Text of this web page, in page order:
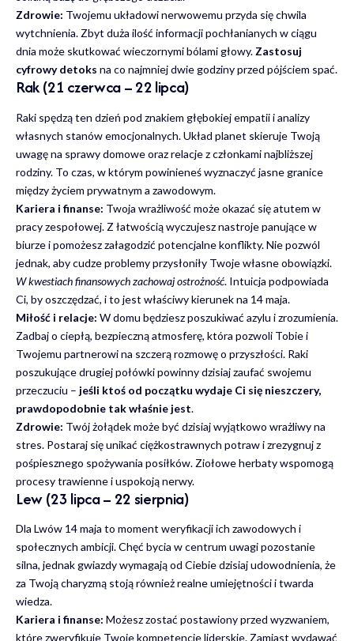
Zdrowie: Twojemu układowi nerwowemu przyda się chwila
wytchnienia. Zbyt duża ilość informacji pochłanianych w ciągu
dnia może skutkować wieczornymi bólami głowy. Zastosuj
cyfrowy detoks na co najmniej dwie godziny przed pójściem spać.
Rak (21 czerwca – 22 lipca)
Raki spędzą ten dzień pod znakiem głębokiej empatii i analizy
własnych stanów emocjonalnych. Układ planet skieruje Twoją
uwagę na sprawy domowe oraz relacje z członkami najbliższej
rodziny. To czas, w którym powinieneś wyznaczyć jasne granice
między życiem prywatnym a zawodowym.
Kariera i finanse: Twoja wrażliwość może okazać się atutem w
pracy zespołowej. Z łatwością wyczujesz nastroje panujące w
biurze i pomożesz załagodzić potencjalne konflikty. Nie pozwól
jednak, aby cudze problemy przysłoniły Twoje własne obowiązki.
W kwestiach finansowych zachowaj ostrożność. Intuicja podpowiada
Ci, by oszczędzać, i to jest właściwy kierunek na 14 maja.
Miłość i relacje: W domu będziesz poszukiwać azylu i zrozumienia.
Zadbaj o ciepłą, bezpieczną atmosferę, która pozwoli Tobie i
Twojemu partnerowi na szczerą rozmowę o przyszłości. Raki
poszukujące drugiej połówki powinny dzisiaj zaufać swojemu
przeczuciu – jeśli ktoś od początku wydaje Ci się nieszczery,
prawdopodobnie tak właśnie jest.
Zdrowie: Twój żołądek może być dzisiaj wyjątkowo wrażliwy na
stres. Postaraj się unikać ciężkostrawnych potraw i zrezygnuj z
pośpiesznego spożywania posiłków. Ziołowe herbaty wspomogą
procesy trawienne i uspokoją nerwy.
Lew (23 lipca – 22 sierpnia)
Dla Lwów 14 maja to moment weryfikacji ich zawodowych i
społecznych ambicji. Chęć bycia w centrum uwagi pozostanie
silna, jednak gwiazdy wymagają od Ciebie dzisiaj udowodnienia, że
za Twoją charyzmą stoją również realne umiejętności i twarda
wiedza.
Kariera i finanse: Możesz zostać postawiony przed wyzwaniem,
które zweryfikuje Twoje kompetencje liderskie. Zamiast wydawać